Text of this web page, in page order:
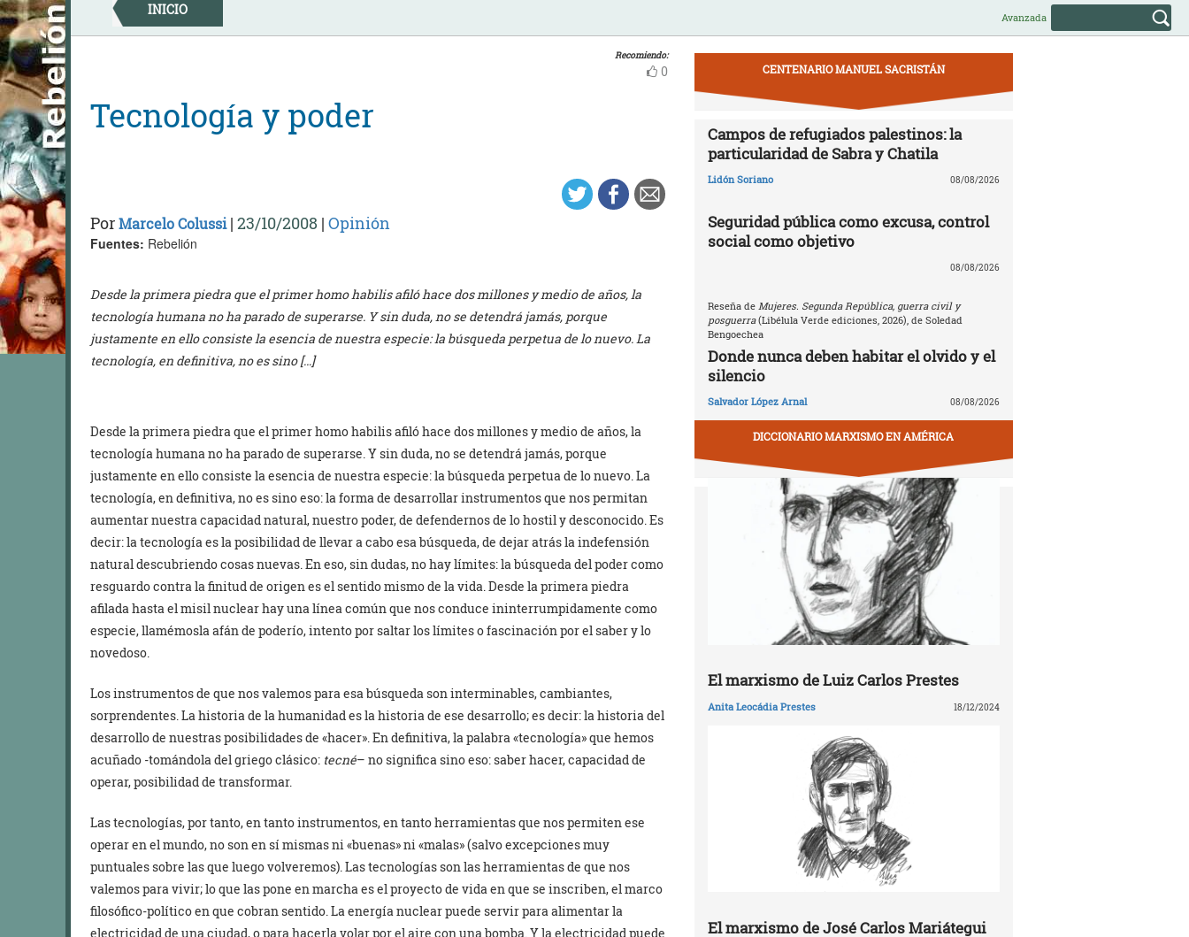
Skip
to
content
INICIO Avanzada
Recomiendo:
0
Tecnología y poder
PorMarcelo Colussi| 23/10/2008 | Opinión
Fuentes: Rebelión
Desde la primera piedra que el primer homo habilis afiló hace dos millones y medio de años, la
tecnología humana no ha parado de superarse. Y sin duda, no se detendrá jamás, porque
justamente en ello consiste la esencia de nuestra especie: la búsqueda perpetua de lo nuevo. La
tecnología, en definitiva, no es sino […]
Desde la primera piedra que el primer homo habilis afiló hace dos millones y medio de años, la
tecnología humana no ha parado de superarse. Y sin duda, no se detendrá jamás, porque
justamente en ello consiste la esencia de nuestra especie: la búsqueda perpetua de lo nuevo. La
tecnología, en definitiva, no es sino eso: la forma de desarrollar instrumentos que nos permitan
aumentar nuestra capacidad natural, nuestro poder, de defendernos de lo hostil y desconocido. Es
decir: la tecnología es la posibilidad de llevar a cabo esa búsqueda, de dejar atrás la indefensión
natural descubriendo cosas nuevas. En eso, sin dudas, no hay límites: la búsqueda del poder como
resguardo contra la finitud de origen es el sentido mismo de la vida. Desde la primera piedra
afilada hasta el misil nuclear hay una línea común que nos conduce ininterrumpidamente como
especie, llamémosla afán de poderío, intento por saltar los límites o fascinación por el saber y lo
novedoso.
Los instrumentos de que nos valemos para esa búsqueda son interminables, cambiantes,
sorprendentes. La historia de la humanidad es la historia de ese desarrollo; es decir: la historia del
desarrollo de nuestras posibilidades de «hacer». En definitiva, la palabra «tecnología» que hemos
acuñado -tomándola del griego clásico: tecné– no significa sino eso: saber hacer, capacidad de
operar, posibilidad de transformar.
Las tecnologías, por tanto, en tanto instrumentos, en tanto herramientas que nos permiten ese
operar en el mundo, no son en sí mismas ni «buenas» ni «malas» (salvo excepciones muy
puntuales sobre las que luego volveremos). Las tecnologías son las herramientas de que nos
valemos para vivir; lo que las pone en marcha es el proyecto de vida en que se inscriben, el marco
filosófico-político en que cobran sentido. La energía nuclear puede servir para alimentar la
electricidad de una ciudad, o para hacerla volar por el aire con una bomba. Y la electricidad puede
CENTENARIO MANUEL SACRISTÁN
Campos de refugiados palestinos: la
particularidad de Sabra y Chatila
Lidón Soriano 08/08/2026
Seguridad pública como excusa, control
social como objetivo
08/08/2026
Reseña de Mujeres. Segunda República, guerra civil y
posguerra(Libélula Verde ediciones, 2026), de Soledad
Bengoechea
Donde nunca deben habitar el olvido y el
silencio
Salvador López Arnal 08/08/2026
DICCIONARIO MARXISMO EN AMÉRICA
El marxismo de Luiz Carlos Prestes
Anita Leocádia Prestes 18/12/2024
El marxismo de José Carlos Mariátegui